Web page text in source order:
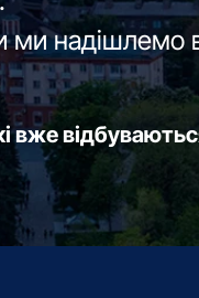
ми надішлемо
вже